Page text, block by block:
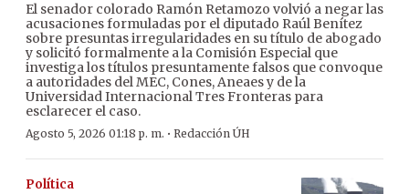
El senador colorado Ramón Retamozo volvió a negar las
acusaciones formuladas por el diputado Raúl Benítez
sobre presuntas irregularidades en su título de abogado
y solicitó formalmente a la Comisión Especial que
investiga los títulos presuntamente falsos que convoque
a autoridades del MEC, Cones, Aneaes y de la
Universidad Internacional Tres Fronteras para
esclarecer el caso.
Agosto 5, 2026 01:18 p. m. · Redacción ÚH
Política